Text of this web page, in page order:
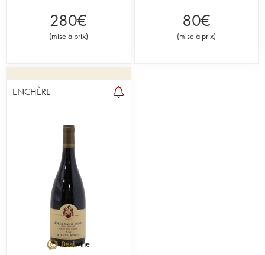
280€
(mise à prix)
80€
(mise à prix)
ENCHÈRE